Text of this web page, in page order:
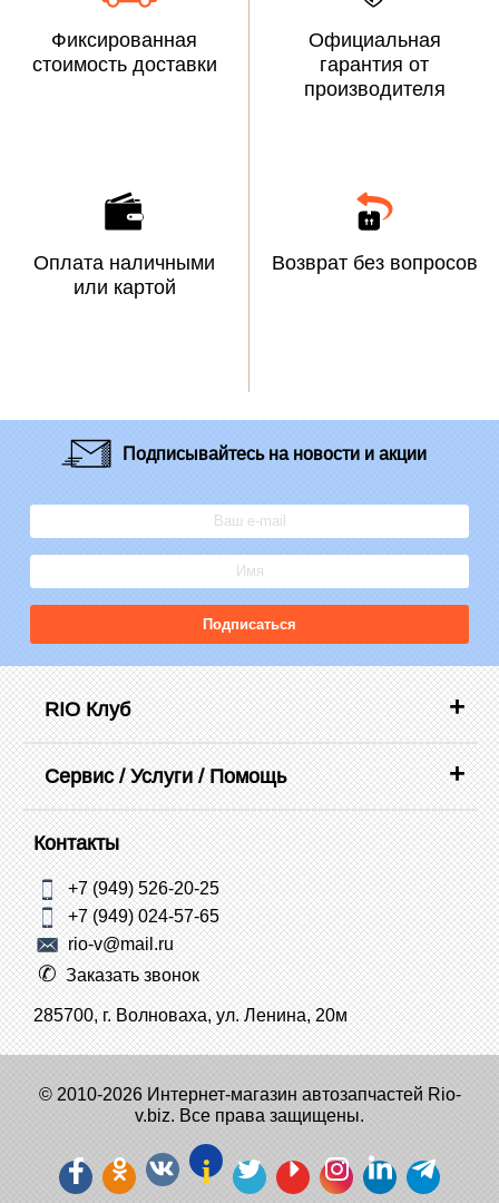
Фиксированная
стоимость доставки
Официальная
гарантия от
производителя
Оплата наличными
или картой
Возврат без вопросов
Подписывайтесьна новости и акции
Подписаться
RIO Клуб
Сервис / Услуги / Помощь
Контакты
+7 (949) 526-20-25
+7 (949) 024-57-65
rio-v@mail.ru
Заказать звонок
285700, г. Волноваха, ул. Ленина, 20м
© 2010-2026 Интернет-магазин автозапчастей Rio-
v.biz. Все права защищены.
i